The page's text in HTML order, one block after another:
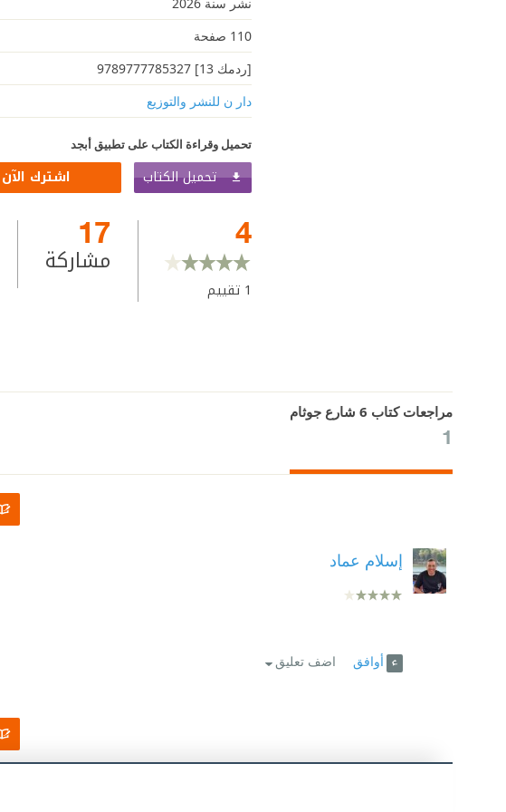
110 صفحة
[ردمك 13] 9789777785327
دار ن للنشر والتوزيع
تحميل وقراءة الكتاب على تطبيق أبجد
تحميل الكتاب اشترك الآن
4
1 تقييم
17
مشاركة
مراجعات كتاب 6 شارع جوثام
1
إسلام عماد
أوافق اضف تعليق